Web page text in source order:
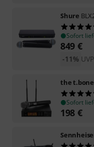
Shure
Sofort
849 €
-11%
the t.bone
Sofort
198 €